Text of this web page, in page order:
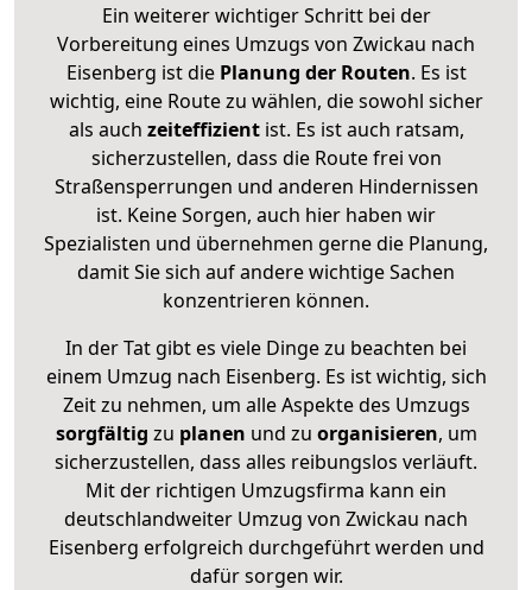
Ein weiterer wichtiger Schritt bei der
Vorbereitung eines Umzugs von Zwickau nach
Eisenberg ist diePlanung der Routen. Es ist
wichtig, eine Route zu wählen, die sowohl sicher
als auch zeiteffizientist. Es ist auch ratsam,
sicherzustellen, dass die Route frei von
Straßensperrungen und anderen Hindernissen
ist. Keine Sorgen, auch hier haben wir
Spezialisten und übernehmen gerne die Planung,
damit Sie sich auf andere wichtige Sachen
konzentrieren können.
In der Tat gibt es viele Dinge zu beachten bei
einem Umzug nach Eisenberg. Es ist wichtig, sich
Zeit zu nehmen, um alle Aspekte des Umzugs
sorgfältig zu planen und zu organisieren, um
sicherzustellen, dass alles reibungslos verläuft.
Mit der richtigen Umzugsfirma kann ein
deutschlandweiter Umzug von Zwickau nach
Eisenberg erfolgreich durchgeführt werden und
dafür sorgen wir.